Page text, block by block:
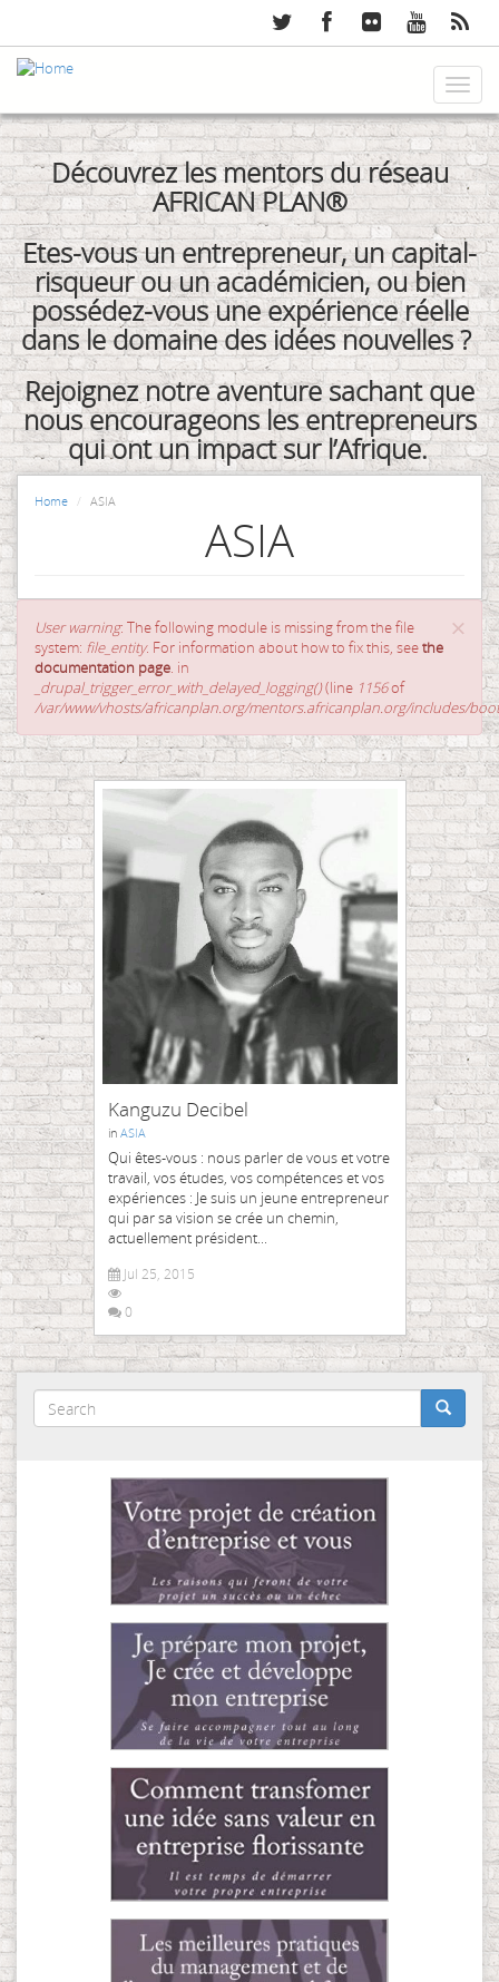
main
content
Toggle
Découvrez les mentors du réseau
AFRICAN PLAN®
Etes-vous un entrepreneur, un capital-
risqueur ou un académicien, ou bien
possédez-vous une expérience réelle
dans le domaine des idées nouvelles ?
Rejoignez notre aventure sachant que
nous encourageons les entrepreneurs
qui ont un impact sur l’Afrique.
Home ASIA
ASIA
×
Error
message
User warning: The following module is missing from the file
system: file_entity. For information about how to fix this, seethe
documentation page. in
_drupal_trigger_error_with_delayed_logging()(line 1156of
/var/www/vhosts/africanplan.org/mentors.africanplan.org/includes/
Kanguzu Decibel
in ASIA
Qui êtes-vous : nous parler de vous et votre
travail, vos études, vos compétences et vos
expériences : Je suis un jeune entrepreneur
qui par sa vision se crée un chemin,
actuellement président...
Jul 25, 2015
0
Search
form